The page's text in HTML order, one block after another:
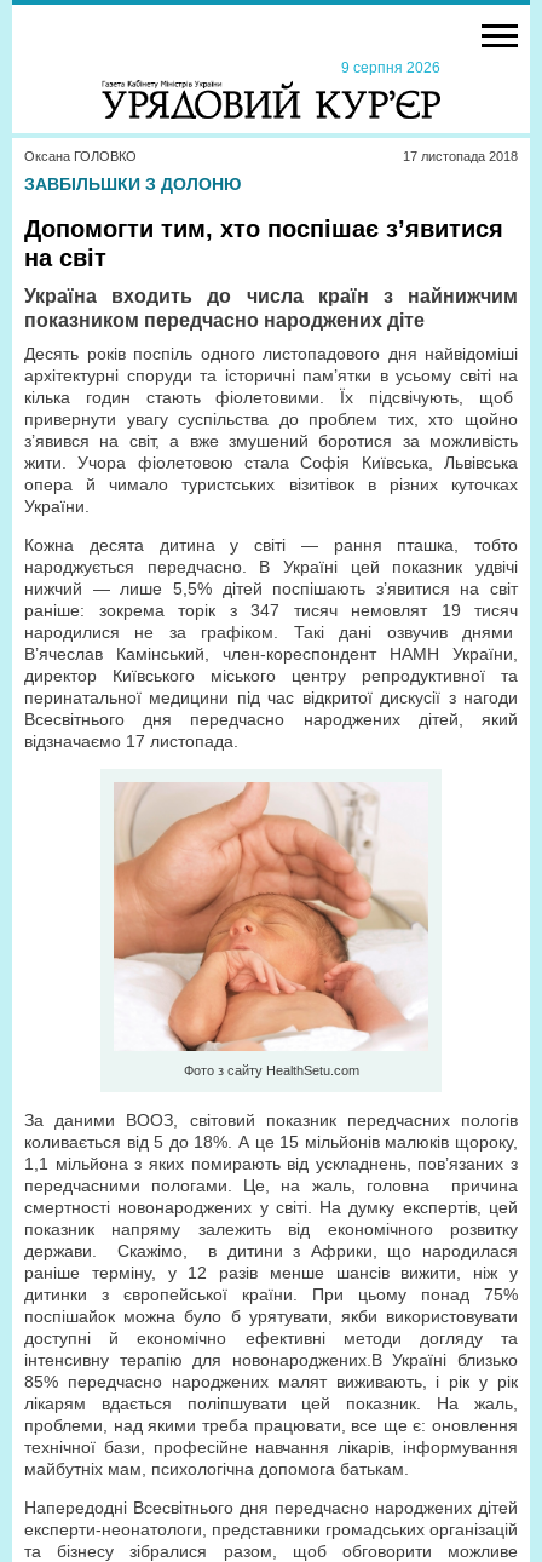
9 серпня 2026
Оксана ГОЛОВКО 17 листопада 2018
ЗАВБІЛЬШКИ З ДОЛОНЮ
Допомогти тим, хто поспішає з’явитися
на світ
Україна входить до числа країн з найнижчим
показником передчасно народжених діте
Десять років поспіль одного листопадового дня найвідоміші
архітектурні споруди та історичні пам’ятки в усьому світі на
кілька годин стають фіолетовими. Їх підсвічують, щоб
привернути увагу суспільства до проблем тих, хто щойно
з’явився на світ, а вже змушений боротися за можливість
жити. Учора фіолетовою стала Софія Київська, Львівська
опера й чимало туристських візитівок в різних куточках
України.
Кожна десята дитина у світі — рання пташка, тобто
народжується передчасно. В Україні цей показник удвічі
нижчий — лише 5,5% дітей поспішають з’явитися на світ
раніше: зокрема торік з 347 тисяч немовлят 19 тисяч
народилися не за графіком. Такі дані озвучив днями
В’ячеслав Камінський, член-кореспондент НАМН України,
директор Київського міського центру репродуктивної та
перинатальної медицини під час відкритої дискусії з нагоди
Всесвітнього дня передчасно народжених дітей, який
відзначаємо 17 листопада.
Фото з сайту HealthSetu.com
За даними ВООЗ, світовий показник передчасних пологів
коливається від 5 до 18%. А це 15 мільйонів малюків щороку,
1,1 мільйона з яких помирають від ускладнень, пов’язаних з
передчасними пологами. Це, на жаль, головна причина
смертності новонароджених у світі. На думку експертів, цей
показник напряму залежить від економічного розвитку
держави. Скажімо, в дитини з Африки, що народилася
раніше терміну, у 12 разів менше шансів вижити, ніж у
дитинки з європейської країни. При цьому понад 75%
поспішайок можна було б урятувати, якби використовувати
доступні й економічно ефективні методи догляду та
інтенсивну терапію для новонароджених.В Україні близько
85% передчасно народжених малят виживають, і рік у рік
лікарям вдається поліпшувати цей показник. На жаль,
проблеми, над якими треба працювати, все ще є: оновлення
технічної бази, професійне навчання лікарів, інформування
майбутніх мам, психологічна допомога батькам.
Напередодні Всесвітнього дня передчасно народжених дітей
експерти-неонатологи, представники громадських організацій
та бізнесу зібралися разом, щоб обговорити можливе